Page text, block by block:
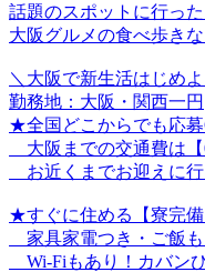
話題のスポットに行った
大阪グルメの食べ歩き
＼大阪で新生活はじめ
勤務地：大阪・関西一円
★全国どこからでも応募
大阪までの交通費は【
お近くまでお迎えに行
★すぐに住める【寮完備
家具家電つき・ご飯
Wi-Fiもあり！カバン